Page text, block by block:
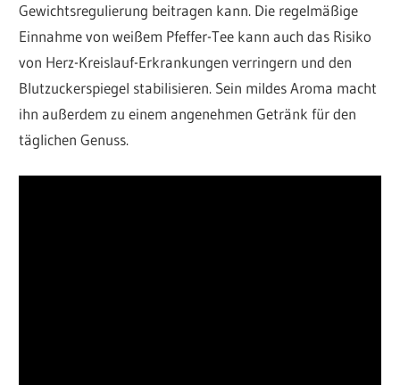
Gewichtsregulierung beitragen kann. Die regelmäßige
Einnahme von weißem Pfeffer-Tee kann auch das Risiko
von Herz-Kreislauf-Erkrankungen verringern und den
Blutzuckerspiegel stabilisieren. Sein mildes Aroma macht
ihn außerdem zu einem angenehmen Getränk für den
täglichen Genuss.